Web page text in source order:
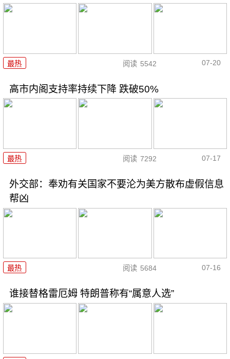
最热 阅读 5542 07-20
高市内阁支持率持续下降 跌破50%
最热 阅读 7292 07-17
外交部：奉劝有关国家不要沦为美方散布虚假信息
帮凶
最热 阅读 5684 07-16
谁接替格雷厄姆 特朗普称有“属意人选”